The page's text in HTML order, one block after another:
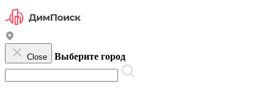
Close Выберите город